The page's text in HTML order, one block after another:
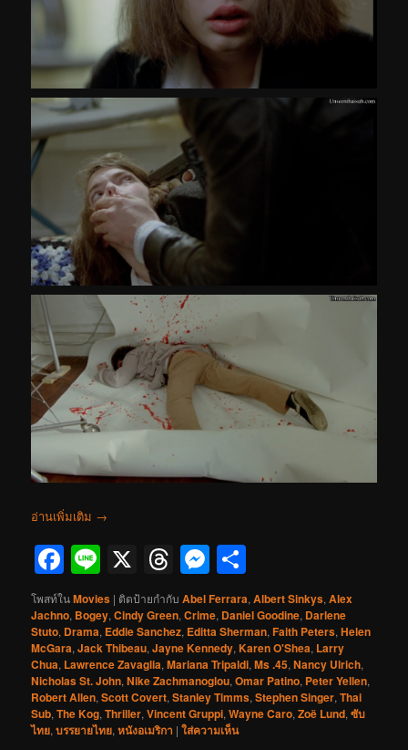
อ่านเพิ่มเติม →
Facebook
Line
X Threads
Messenger
โพสท์ในMovies | ติดป้ายกำกับ Abel Ferrara,Albert Sinkys,Alex
Jachno, Bogey,Cindy Green,Crime, Daniel Goodine, Darlene
Stuto, Drama, Eddie Sanchez, Editta Sherman,Faith Peters,Helen
McGara,Jack Thibeau,Jayne Kennedy,Karen O'Shea, Larry
Chua, Lawrence Zavaglia,Mariana Tripaldi,Ms .45,Nancy Ulrich,
Nicholas St. John,Nike Zachmanoglou,Omar Patino, Peter Yellen,
Robert Allen,Scott Covert,Stanley Timms,Stephen Singer,Thai
Sub,The Kog,Thriller,Vincent Gruppi,Wayne Caro,Zoë Lund,ซับ
ไทย,บรรยายไทย,หนังอเมริกา |ใส่ความเห็น